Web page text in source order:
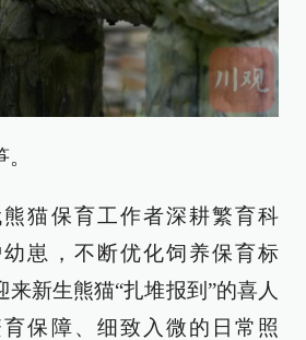
猫保育工作者深耕繁育科
崽，不断优化饲养保育标
新生熊猫“扎堆报到”的喜人
保障、细致入微的日常照